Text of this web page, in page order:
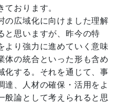
ております。
広域化に向けました理解
と思いますが、昨今の特
より強力に進めていく意味
体の統合といった形も含め
化する。それを通じて、事
達、人材の確保・活用をよ
般論として考えられると思